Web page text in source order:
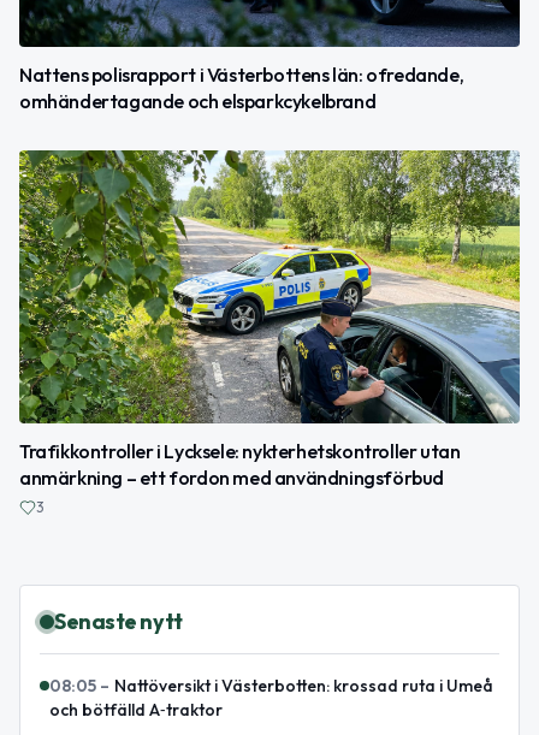
Nattens polisrapport i Västerbottens län: ofredande,
omhändertagande och elsparkcykelbrand
Trafikkontroller i Lycksele: nykterhetskontroller utan
anmärkning – ett fordon med användningsförbud
3
Senaste nytt
08:05 – Nattöversikt i Västerbotten: krossad ruta i Umeå
och bötfälld A‑traktor